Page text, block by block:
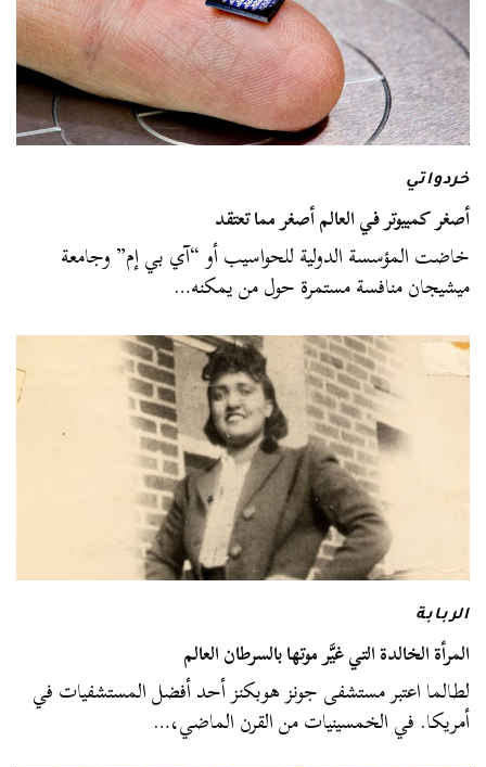
خردواتي
أصغر كمبيوتر في العالم أصغر مما تعتقد
خاضت المؤسسة الدولية للحواسيب أو “آي بي إم” وجامعة
ميشيجان منافسة مستمرة حول من يمكنه…
الربابة
المرأة الخالدة التي غيَّر موتها بالسرطان العالم
لطالما اعتبر مستشفى جونز هوبكنز أحد أفضل المستشفيات في
أمريكا. في الخمسينيات من القرن الماضي،…